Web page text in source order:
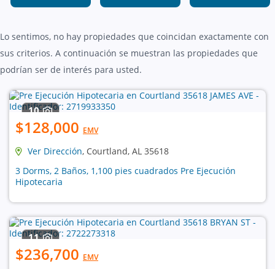
Lo sentimos, no hay propiedades que coincidan exactamente con
sus criterios. A continuación se muestran las propiedades que
podrían ser de interés para usted.
10
$128,000 EMV
Ver Dirección, Courtland, AL 35618
3 Dorms, 2 Baños, 1,100 pies cuadrados Pre Ejecución
Hipotecaria
11
$236,700 EMV